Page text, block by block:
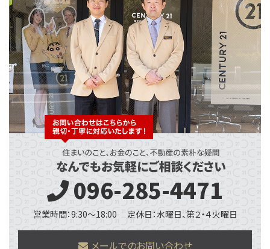
096-285-4471
営業時間：9:30～18:00 定休日：水曜日、第２・４火曜日
メールでのお問い合わせ